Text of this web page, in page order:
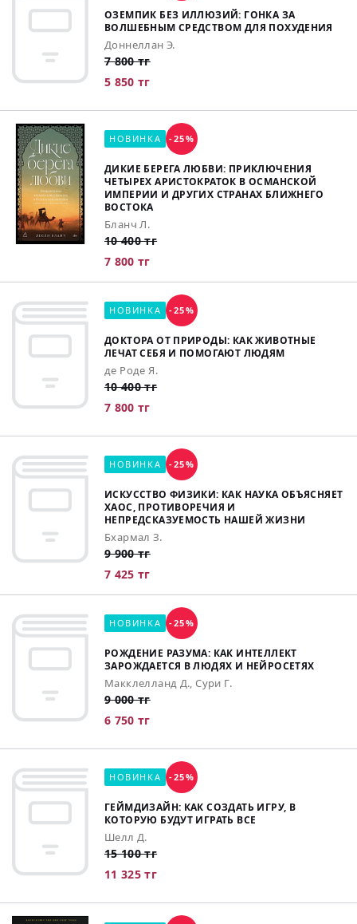
ОЗЕМПИК БЕЗ ИЛЛЮЗИЙ: ГОНКА ЗА
ВОЛШЕБНЫМ СРЕДСТВОМ ДЛЯ ПОХУДЕНИЯ
Доннеллан Э.
7 800 тг
5 850 тг
НОВИНКА -25%
ДИКИЕ БЕРЕГА ЛЮБВИ: ПРИКЛЮЧЕНИЯ
ЧЕТЫРЕХ АРИСТОКРАТОК В ОСМАНСКОЙ
ИМПЕРИИ И ДРУГИХ СТРАНАХ БЛИЖНЕГО
ВОСТОКА
Бланч Л.
10 400 тг
7 800 тг
НОВИНКА -25%
ДОКТОРА ОТ ПРИРОДЫ: КАК ЖИВОТНЫЕ
ЛЕЧАТ СЕБЯ И ПОМОГАЮТ ЛЮДЯМ
де Роде Я.
10 400 тг
7 800 тг
НОВИНКА -25%
ИСКУССТВО ФИЗИКИ: КАК НАУКА ОБЪЯСНЯЕТ
ХАОС, ПРОТИВОРЕЧИЯ И
НЕПРЕДСКАЗУЕМОСТЬ НАШЕЙ ЖИЗНИ
Бхармал З.
9 900 тг
7 425 тг
НОВИНКА -25%
РОЖДЕНИЕ РАЗУМА: КАК ИНТЕЛЛЕКТ
ЗАРОЖДАЕТСЯ В ЛЮДЯХ И НЕЙРОСЕТЯХ
Макклелланд Д., Сури Г.
9 000 тг
6 750 тг
НОВИНКА -25%
ГЕЙМДИЗАЙН: КАК СОЗДАТЬ ИГРУ, В
КОТОРУЮ БУДУТ ИГРАТЬ ВСЕ
Шелл Д.
15 100 тг
11 325 тг